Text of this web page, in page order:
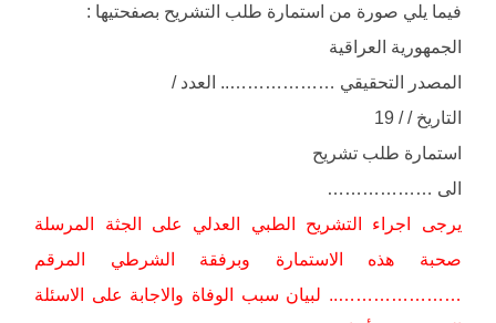
فيما يلي صورة من استمارة طلب التشريح بصفحتيها :
الجمهورية العراقية
المصدر التحقيقي ……………….. العدد /
التاريخ / / 19
استمارة طلب تشريح
الى ………………
يرجى اجراء التشريح الطبي العدلي على الجثة المرسلة
صحبة هذه الاستمارة وبرفقة الشرطي المرقم
………………….. لبيان سبب الوفاة والاجابة على الاسئلة